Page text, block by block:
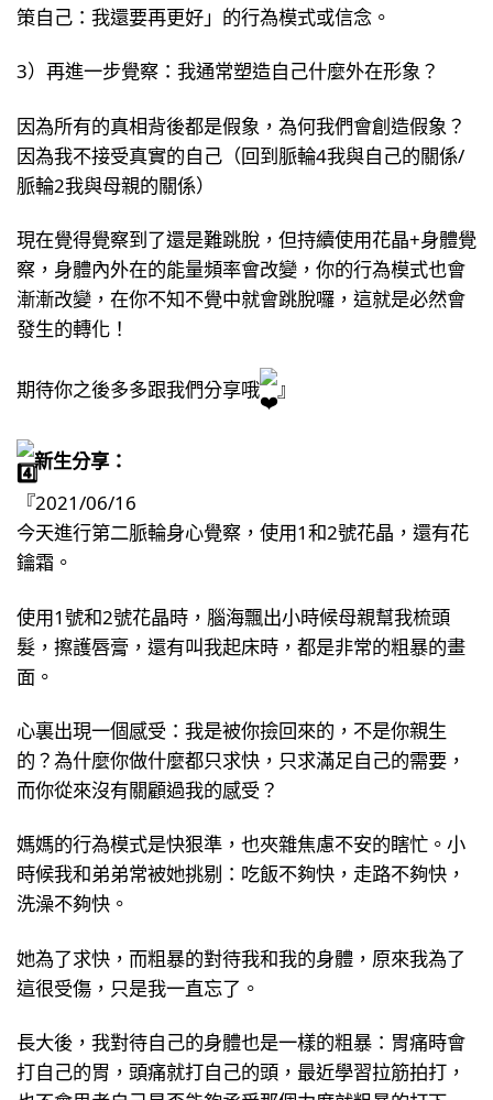
策自己：我還要再更好」的行為模式或信念。
3）再進一步覺察：我通常塑造自己什麼外在形象？
因為所有的真相背後都是假象，為何我們會創造假象？
因為我不接受真實的自己（回到脈輪4我與自己的關係/
脈輪2我與母親的關係）
現在覺得覺察到了還是難跳脫，但持續使用花晶+身體覺
察，身體內外在的能量頻率會改變，你的行為模式也會
漸漸改變，在你不知不覺中就會跳脫囉，這就是必然會
發生的轉化！
期待你之後多多跟我們分享哦 』
新生分享：
『2021/06/16
今天進行第二脈輪身心覺察，使用1和2號花晶，還有花
鑰霜。
使用1號和2號花晶時，腦海飄出小時候母親幫我梳頭
髮，擦護唇膏，還有叫我起床時，都是非常的粗暴的畫
面。
心裏出現一個感受：我是被你撿回來的，不是你親生
的？為什麼你做什麼都只求快，只求滿足自己的需要，
而你從來沒有關顧過我的感受？
媽媽的行為模式是快狠準，也夾雜焦慮不安的瞎忙。小
時候我和弟弟常被她挑剔：吃飯不夠快，走路不夠快，
洗澡不夠快。
她為了求快，而粗暴的對待我和我的身體，原來我為了
這很受傷，只是我一直忘了。
長大後，我對待自己的身體也是一樣的粗暴：胃痛時會
打自己的胃，頭痛就打自己的頭，最近學習拉筋拍打，